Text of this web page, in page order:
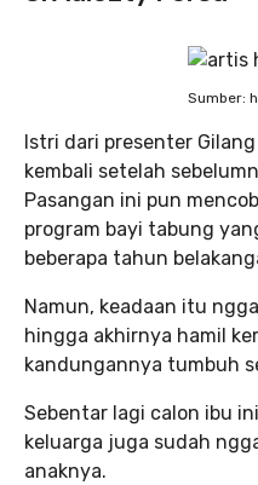
Sumber:
Istri dari presenter
kembali setelah
Pasangan ini pun
program bayi tabung
beberapa tahun
Namun, keadaan itu
hingga akhirnya hamil
kandungannya tumbuh
Sebentar lagi calon ibu
keluarga juga sudah
anaknya.